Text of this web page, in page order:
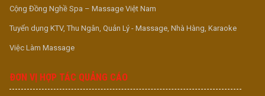
Cộng Đồng Nghề Spa – Massage Việt Nam
Tuyển dụng KTV, Thu Ngân, Quản Lý - Massage, Nhà Hàng, Karaoke
Việc Làm Massage
ĐƠN VỊ HỢP TÁC QUẢNG CÁO